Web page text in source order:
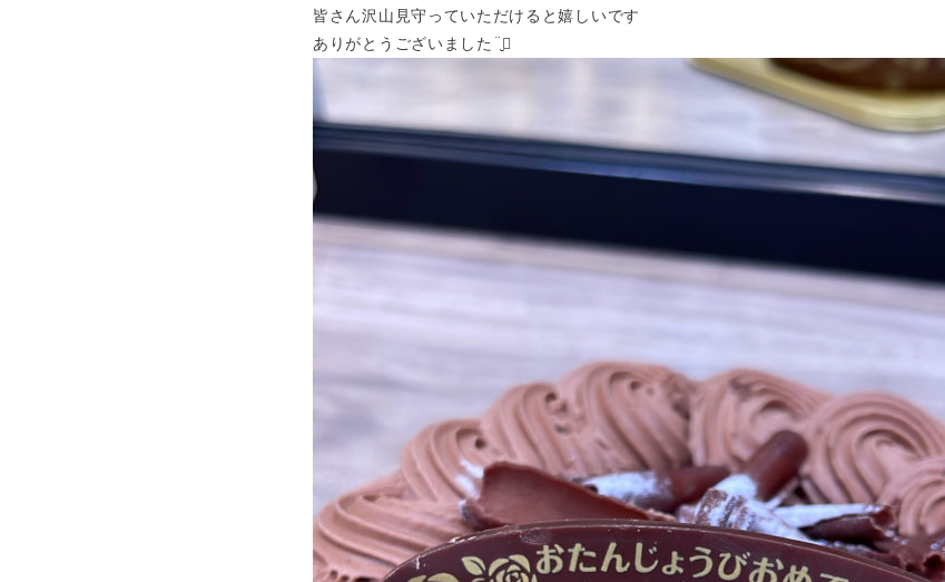
皆さん沢山見守っていただけると嬉しいです
ありがとうございました¨̮⃝